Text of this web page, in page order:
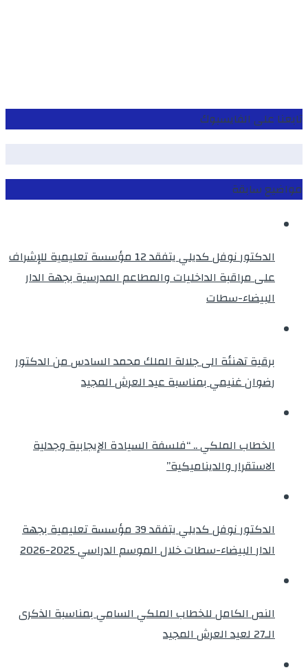
تابعنا على الفايسبوك
مواضيع سابقة
الدكتور نوفل كديلي يتفقد 12 مؤسسة تعليمية للإشراف
على مراقبة الداخليات والمطاعم المدرسية بجهة الدار
البيضاء-سطات
برقية تهنئة الى جلالة الملك محمد السادس من الدكتور
رضوان غنيمي بمناسبة عيد العرش المجيد
الخطاب الملكي .. “فلسفة السيادة الإيجابية وجدلية
الاستقرار والديناميكية”
الدكتور نوفل كديلي يتفقد 39 مؤسسة تعليمية بجهة
الدار البيضاء-سطات خلال الموسم الدراسي 2025-2026
النص الكامل للخطاب الملكي السامي بمناسبة الذكرى
الـ27 لعيد العرش المجيد